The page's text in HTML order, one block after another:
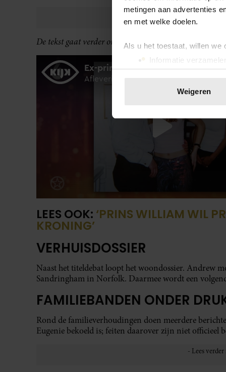
metingen aan advertenties
en met welke doelen.
Als u het toestaat, willen we
Informatie
Uw apparaat
toestemming op elk
We gebruiken cookies om
websiteverkeer te
media, adverteren en
verstrekt of die ze hebben
onze website blijft gebruiken.
Weigeren
De tekst gaat verder onder de video.
LEES OOK: ‘PRINS WILLIAM WIL
KRONING’
VERHUISDOSSIER
Naast het titeldebat loopt het woondossier. Andrew
Sandringham in Norfolk. Daarmee wordt een
FAMILIEBANDEN ONDER
Rond de familieverhoudingen doen meerdere
Eugenie bekoeld is; feiten daarover zijn niet officieel